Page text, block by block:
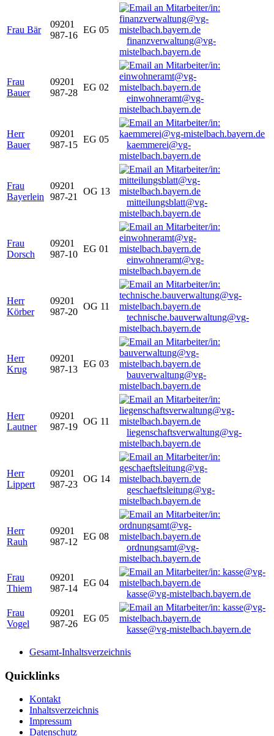
Frau Bär
09201
987-16
EG 05
finanzverwaltung@vg-
mistelbach.bayern.de
Frau
Bauer
09201
987-28
EG 02
einwohneramt@vg-
mistelbach.bayern.de
Herr
Bauer
09201
987-15
EG 05
kaemmerei@vg-
mistelbach.bayern.de
Frau
Bayerlein
09201
987-21
OG 13
mitteilungsblatt@vg-
mistelbach.bayern.de
Frau
Dorsch
09201
987-10
EG 01
einwohneramt@vg-
mistelbach.bayern.de
Herr
Körber
09201
987-20
OG 11
technische.bauverwaltung@vg-
mistelbach.bayern.de
Herr
Krug
09201
987-13
EG 03
bauverwaltung@vg-
mistelbach.bayern.de
Herr
Lautner
09201
987-19
OG 11
liegenschaftsverwaltung@vg-
mistelbach.bayern.de
Herr
Lippert
09201
987-23
OG 14
geschaeftsleitung@vg-
mistelbach.bayern.de
Herr
Rauh
09201
987-12
EG 08
ordnungsamt@vg-
mistelbach.bayern.de
Frau
Thiem
09201
987-14
EG 04
kasse@vg-mistelbach.bayern.de
Frau
Vogel
09201
987-26
EG 05
kasse@vg-mistelbach.bayern.de
Gesamt-Inhaltsverzeichnis
Quicklinks
Kontakt
Inhaltsverzeichnis
Impressum
Datenschutz